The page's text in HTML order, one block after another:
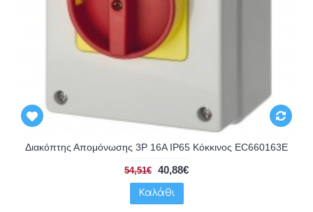
Διακόπτης Απομόνωσης 3P 16A IP65 Κόκκινος EC660163E
54,51€ 40,88€
Καλάθι